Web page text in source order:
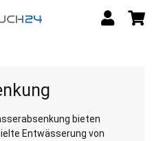
bieten
Entwässerung von
für zuverlässige